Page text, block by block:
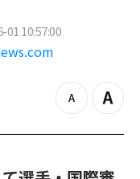
01 10:57:00
z
o
Z
o